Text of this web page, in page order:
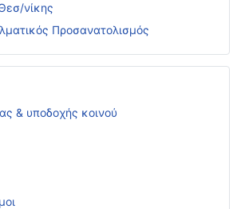
νίκης
Προσανατολισμός
& υποδοχής κοινού